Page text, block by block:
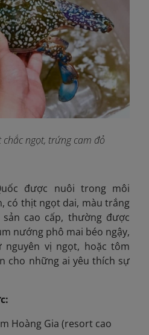
ngọt, trứng cam đỏ
được nuôi trong môi
có thịt ngọt dai, màu trắng
cao cấp, thường được
nướng phô mai béo ngậy,
vị ngọt, hoặc tôm
cho những ai yêu thích sự
Hoàng Gia (resort cao